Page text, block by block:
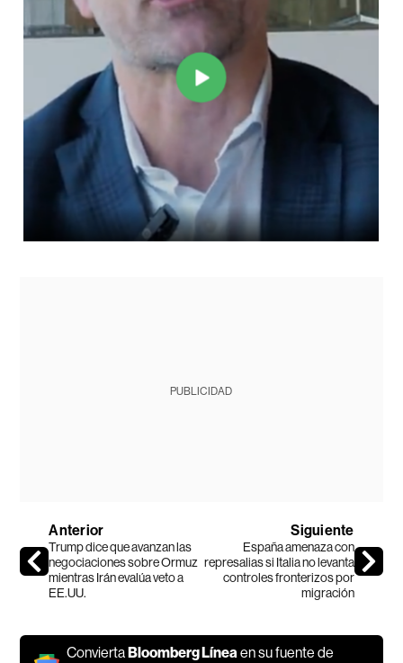
PUBLICIDAD
Anterior
Trump dice que avanzan las
negociaciones sobre Ormuz
mientras Irán evalúa veto a
EE.UU.
Siguiente
España amenaza con
represalias si Italia no levanta
controles fronterizos por
migración
Convierta Bloomberg Líneaen su fuente de